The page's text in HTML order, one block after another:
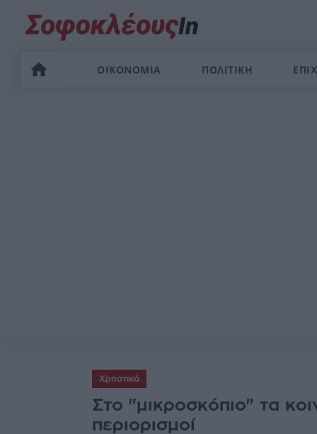
ΟΙΚΟΝΟΜΙΑ ΠΟΛΙΤΙΚΗ
Χρηστικά
Στο "μικροσκόπιο" τα
περιορισμοί